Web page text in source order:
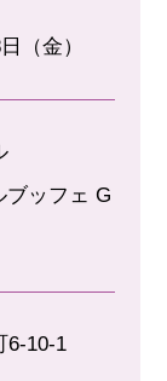
（金）
ブッフェ G
6-10-1